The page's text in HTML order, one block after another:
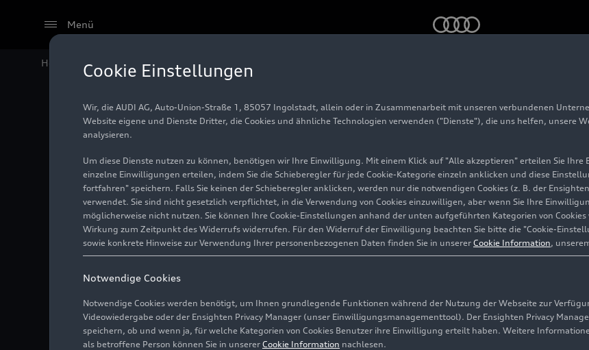
Menü
Home Modelle Audi A6
Audi A6
Seit 1994 steht der Name Audi A6 für Fahrzeuge mit athletischem und
Funktionalität und herausragender Fahrdynamik. Nun startet die sechste
neue Ära. Die neuen A6-Modelle basieren auf der Premium Platform
Infotainmentkonzept, neuer digitaler Lichttechnologie und intelligenten
neuen Plug-in-Hybridmodelle A6 Avant e-hybridquattro und A6 Limousine
bis zu 106 Kilometern elektrischer Reichweite noch mehr Flexibilität und
Cookie Einstellungen
Wir, die AUDI AG, Auto-Union-Straße 1, 85057 Ingolstadt, allein oder in Zusammenarbeit mit unseren verbundenen
Website eigene und Dienste Dritter, die Cookies und ähnliche Technologien verwenden ("Dienste"), die uns helfen, unsere
analysieren.
Um diese Dienste nutzen zu können, benötigen wir Ihre Einwilligung. Mit einem Klick auf "Alle akzeptieren" erteilen Sie
einzelne Einwilligungen erteilen, indem Sie die Schieberegler für jede Cookie-Kategorie einzeln anklicken und diese
fortfahren" speichern. Falls Sie keinen der Schieberegler anklicken, werden nur die notwendigen Cookies (z. B. der
verwendet. Sie sind nicht gesetzlich verpflichtet, in die Verwendung von Cookies einzuwilligen, aber wenn Sie Ihre
möglicherweise nicht nutzen. Sie können Ihre Cookie-Einstellungen anhand der unten aufgeführten Kategorien von
Wirkung zum Zeitpunkt des Widerrufs widerrufen. Für den Widerruf der Einwilligung beachten Sie bitte die "Cookie-
sowie konkrete Hinweise zur Verwendung Ihrer personenbezogenen Daten finden Sie in unserer Cookie Information,
Notwendige Cookies
Notwendige Cookies werden benötigt, um Ihnen grundlegende Funktionen während der Nutzung der Webseite zur
Videowiedergabe oder der Ensighten Privacy Manager (unser Einwilligungsmanagementtool). Der Ensighten Privacy
speichern, ob und wenn ja, für welche Kategorien von Cookies Benutzer ihre Einwilligung erteilt haben. Weitere
als betroffene Person können Sie in unserer Cookie Information nachlesen.